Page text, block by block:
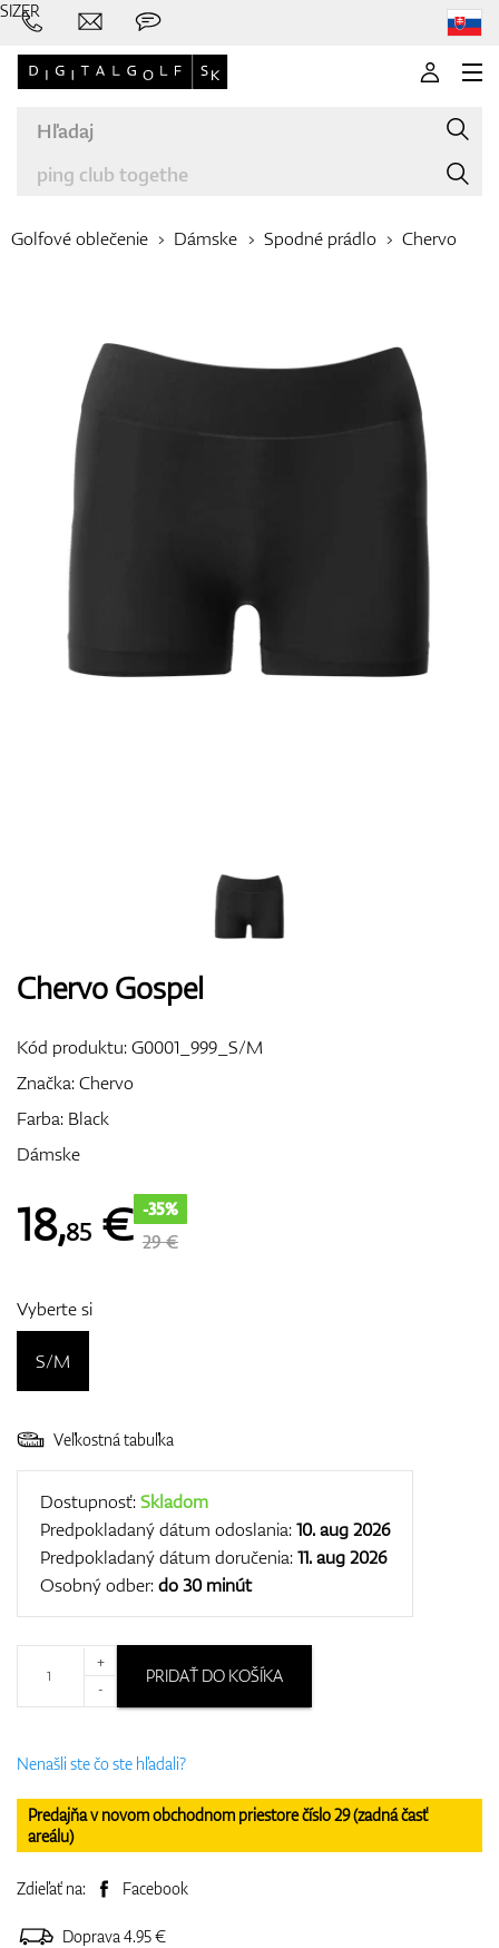
Topánky
Golfové oblečenie Dámske Spodné prádlo Chervo
Chervo Gospel
Kód produktu:G0001_999_S/M
Značka:Chervo
Farba: Black
Dámske
18,85 € -35%
29 €
Vyberte si
S/M
Veľkostná tabuľka
Dostupnosť:Skladom
Predpokladaný dátum odoslania:10. aug 2026
Predpokladaný dátum doručenia:11. aug 2026
Osobný odber:do 30 minút
+
-
PRIDAŤ DO KOŠÍKA
Nenašli ste čo ste hľadali?
Predajňa v novom obchodnom priestore číslo 29 (zadná časť
areálu)
Zdieľať na: Facebook
Doprava 4.95 €
SIZER